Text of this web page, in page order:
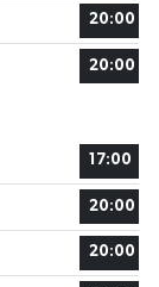
20:00
20:00
17:00
20:00
20:00